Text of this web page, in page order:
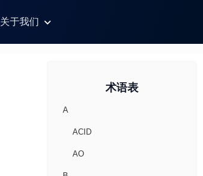
关于我们
术语表
A
ACID
AO